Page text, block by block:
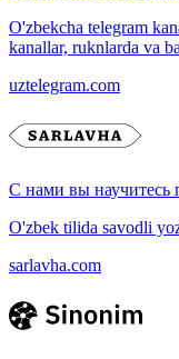
O'zbekcha telegram
kanallar, ruknlarda va
uztelegram.com
С нами вы научитесь
O'zbek tilida savodli
sarlavha.com